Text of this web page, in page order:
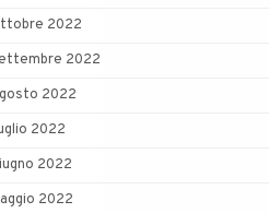
2022
2022
2022
2022
2022
2022